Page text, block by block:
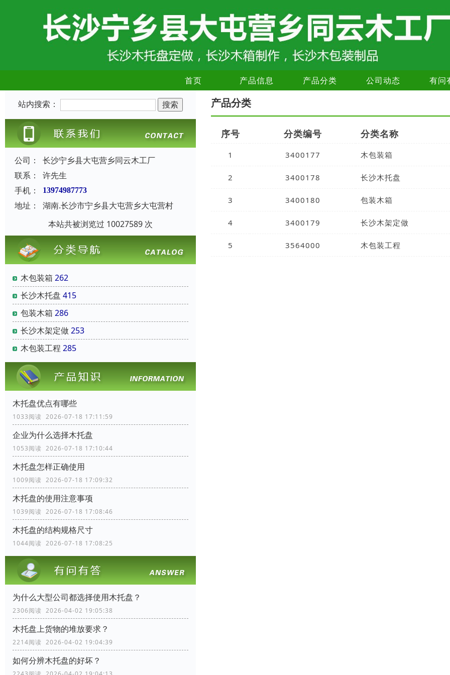
首页 产品信息 产品分类 公司动态 有问
站内搜索：
公司：
长沙宁乡县大屯营乡同云木工厂
联系：
许先生
手机：
13974987773
地址：
湖南.长沙市宁乡县大屯营乡大屯营村
本站共被浏览过 10027589 次
木包装箱 262
长沙木托盘 415
包装木箱 286
长沙木架定做253
木包装工程 285
木托盘优点有哪些
1033阅读 2026-07-18 17:11:59
企业为什么选择木托盘
1053阅读 2026-07-18 17:10:44
木托盘怎样正确使用
1009阅读 2026-07-18 17:09:32
木托盘的使用注意事项
1039阅读 2026-07-18 17:08:46
木托盘的结构规格尺寸
1044阅读 2026-07-18 17:08:25
为什么大型公司都选择使用木托盘？
2306阅读 2026-04-02 19:05:38
木托盘上货物的堆放要求？
2214阅读 2026-04-02 19:04:39
如何分辨木托盘的好坏？
产品分类
序号 分类编号 分类名称
1 3400177 木包装箱
2 3400178 长沙木托盘
3 3400180 包装木箱
4 3400179 长沙木架定做
5 3564000 木包装工程